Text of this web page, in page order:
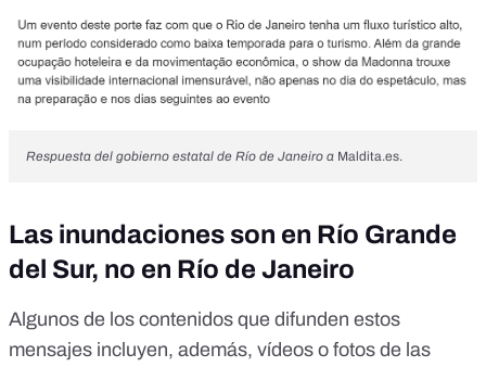
Respuesta del gobierno estatal de Río de Janeiro a Maldita.es.
Las inundaciones son en Río Grande
del Sur, no en Río de Janeiro
Algunos de los contenidos que difunden estos
mensajes incluyen, además, vídeos o fotos de las